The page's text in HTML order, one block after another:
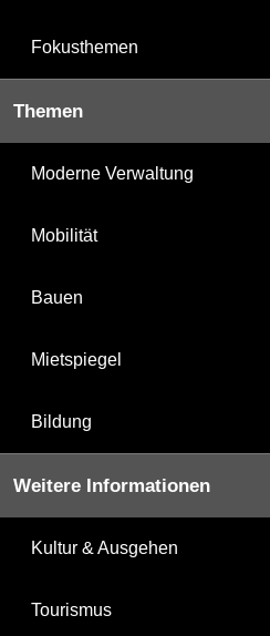
Fokusthemen
Themen
Moderne Verwaltung
Mobilität
Bauen
Mietspiegel
Bildung
Weitere Informationen
Kultur & Ausgehen
Tourismus